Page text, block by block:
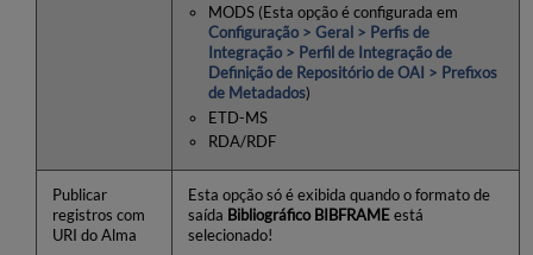
MODS (Esta opção é configurada em
Configuração > Geral > Perfis de
Integração > Perfil de Integração de
Definição de Repositório de OAI > Prefixos
de Metadados)
ETD-MS
RDA/RDF
Publicar
registros com
URI do Alma
Esta opção só é exibida quando o formato de
saída Bibliográfico BIBFRAMEestá
selecionado!